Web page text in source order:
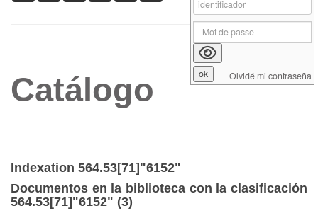
Catálogo
Indexation 564.53[71]"6152"
Documentos en la biblioteca con la clasificación
564.53[71]"6152" (3)
Olvidé mi contraseña